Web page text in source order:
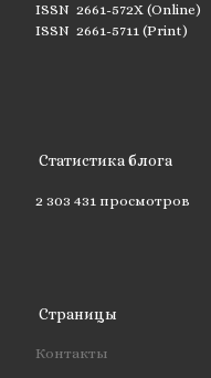
ISSN 2661-572X (Online)
ISSN 2661-5711 (Print)
Статистика блога
2 303 431 просмотров
Страницы
Контакты